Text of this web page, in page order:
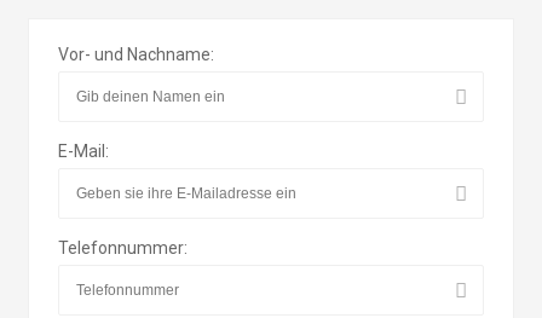
Vor- und Nachname:
E-Mail:
Telefonnummer: